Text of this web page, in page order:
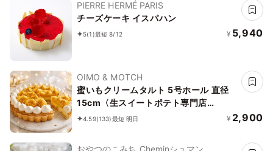
PIERRE HERMÉ PARIS
チーズケーキ イスパハン
5(1)最短 8/12 ¥ 5,940
OIMO & MOTCH
蜜いもクリームタルト 5号ホール 直径
15cm〈生スイートポテト専門店
OIMO〉
4.59(133)最短 明日 ¥ 2,900